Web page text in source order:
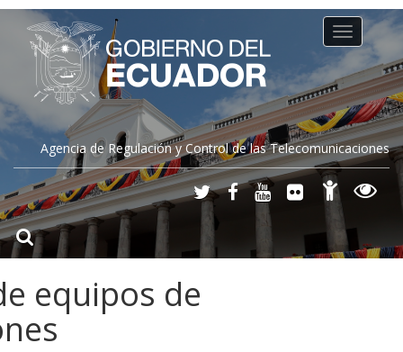
Agencia de Regulación y Control de las Telecomunicaciones
Toggle
navigation
equipos de